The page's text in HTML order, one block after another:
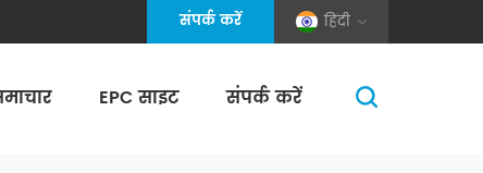
हिंदी
संपर्क करें
EPC साइट संपर्क करें